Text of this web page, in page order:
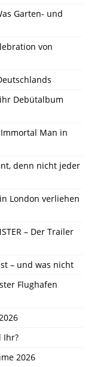
Garten- und
von
ihr Debütalbum
Man in
denn nicht jeder
London verliehen
– Der Trailer
– und was nicht
Flughafen
Ihr?
2026